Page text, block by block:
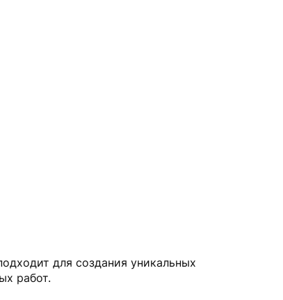
для создания уникальных
работ.